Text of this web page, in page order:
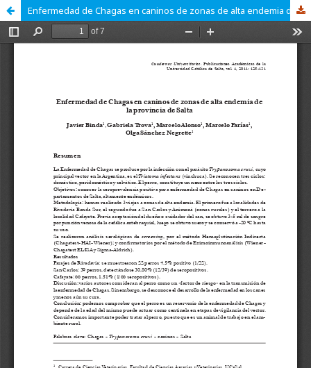
Enfermedad de Chagas en caninos de zonas de alta endemia de la provincia de Salta